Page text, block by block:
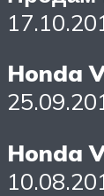
Honda
Honda